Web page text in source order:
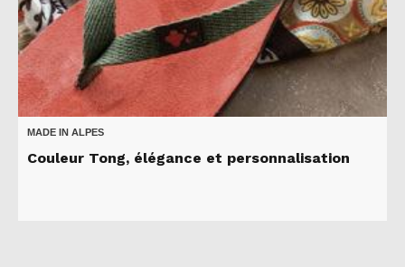
MADE IN ALPES
Couleur Tong, élégance et personnalisation